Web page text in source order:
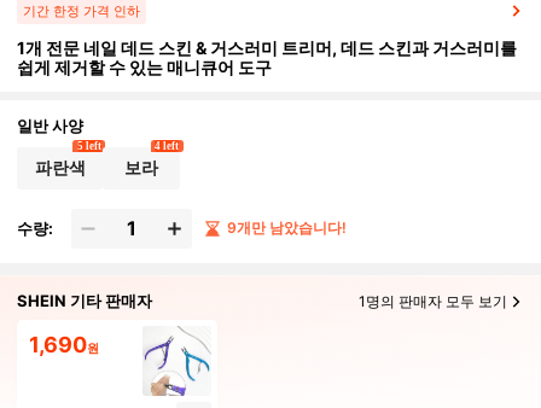
기간 한정 가격 인하
1개 전문 네일 데드 스킨 & 거스러미 트리머, 데드 스킨과 거스러미를
쉽게 제거할 수 있는 매니큐어 도구
일반 사양
파란색
5 left
보라
4 left
수량: 9개만 남았습니다!
SHEIN 기타 판매자 1명의 판매자 모두 보기
1,690원